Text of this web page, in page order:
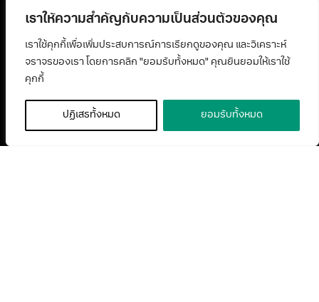
เราให้ความสำคัญกับความเป็นส่วนตัวของคุณ
เราใช้คุกกี้เพื่อเพิ่มประสบการณ์การเรียกดูของคุณ และวิเคราะห์
จราจรของเรา โดยการคลิก "ยอมรับทั้งหมด" คุณยินยอมให้เราใช้
คุกกี้
ปฏิเสธทั้งหมด ยอมรับทั้งหมด